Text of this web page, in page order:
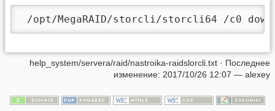
/opt/MegaRAID/storcli/storcli64 /c0
help_system/servera/raid/nastroika-raidslorcli.txt · Последнее
изменение: 2017/10/26 12:07 — alexey